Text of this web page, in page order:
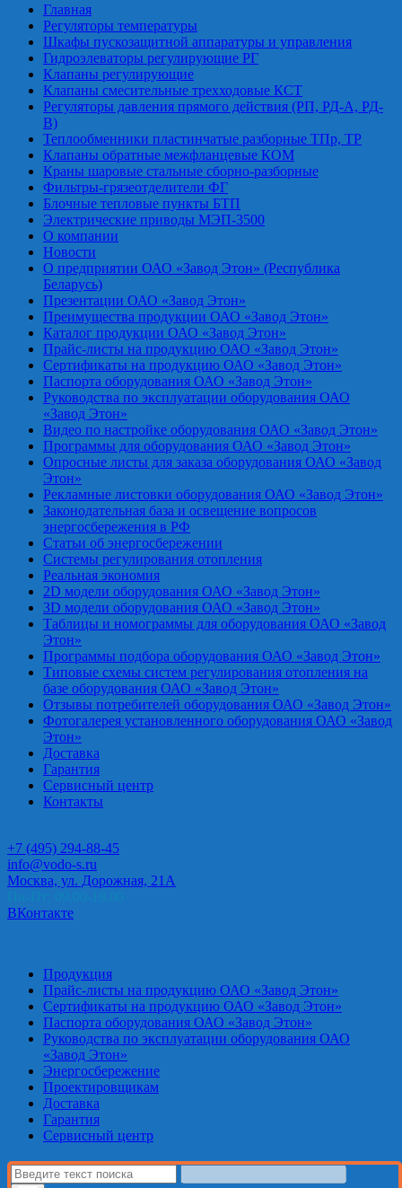
Главная
Регуляторы температуры
Шкафы пускозащитной аппаратуры и управления
Гидроэлеваторы регулирующие РГ
Клапаны регулирующие
Клапаны смесительные трехходовые КСТ
Регуляторы давления прямого действия (РП, РД-А, РД-
В)
Теплообменники пластинчатые разборные ТПр, ТР
Клапаны обратные межфланцевые КОМ
Краны шаровые стальные сборно-разборные
Фильтры-грязеотделители ФГ
Блочные тепловые пункты БТП
Электрические приводы МЭП-3500
О компании
Новости
О предприятии ОАО «Завод Этон» (Республика
Беларусь)
Презентации ОАО «Завод Этон»
Преимущества продукции ОАО «Завод Этон»
Каталог продукции ОАО «Завод Этон»
Прайс-листы на продукцию ОАО «Завод Этон»
Сертификаты на продукцию ОАО «Завод Этон»
Паспорта оборудования ОАО «Завод Этон»
Руководства по эксплуатации оборудования ОАО
«Завод Этон»
Видео по настройке оборудования ОАО «Завод Этон»
Программы для оборудования ОАО «Завод Этон»
Опросные листы для заказа оборудования ОАО «Завод
Этон»
Рекламные листовки оборудования ОАО «Завод Этон»
Законодательная база и освещение вопросов
энергосбережения в РФ
Статьи об энергосбережении
Системы регулирования отопления
Реальная экономия
2D модели оборудования ОАО «Завод Этон»
3D модели оборудования ОАО «Завод Этон»
Таблицы и номограммы для оборудования ОАО «Завод
Этон»
Программы подбора оборудования ОАО «Завод Этон»
Типовые схемы систем регулирования отопления на
базе оборудования ОАО «Завод Этон»
Отзывы потребителей оборудования ОАО «Завод Этон»
Фотогалерея установленного оборудования ОАО «Завод
Этон»
Доставка
Гарантия
Сервисный центр
Контакты
+7 (495) 294-88-45
info@vodo-s.ru
Москва, ул. Дорожная, 21А
ВКонтакте
Продукция
Прайс-листы на продукцию ОАО «Завод Этон»
Сертификаты на продукцию ОАО «Завод Этон»
Паспорта оборудования ОАО «Завод Этон»
Руководства по эксплуатации оборудования ОАО
«Завод Этон»
Энергосбережение
Проектировщикам
Доставка
Гарантия
Сервисный центр